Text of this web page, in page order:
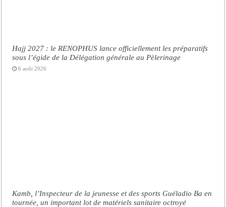
Hajj 2027 : le RENOPHUS lance officiellement les préparatifs
sous l’égide de la Délégation générale au Pèlerinage
6 août 2026
Kamb, l’Inspecteur de la jeunesse et des sports Guéladio Ba en
tournée, un important lot de matériels sanitaire octroyé